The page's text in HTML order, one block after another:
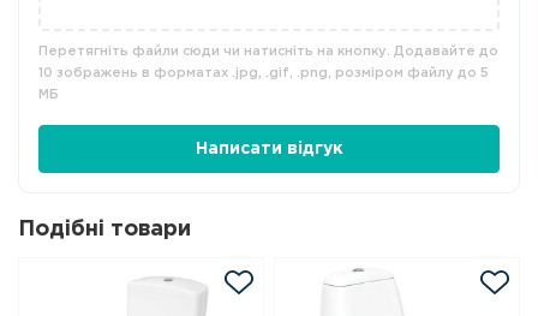
Перетягніть файли сюди чи натисніть на кнопку. Додавайте до
10 зображень в форматах .jpg, .gif, .png, розміром файлу до 5
МБ
Написати відгук
Подібні товари